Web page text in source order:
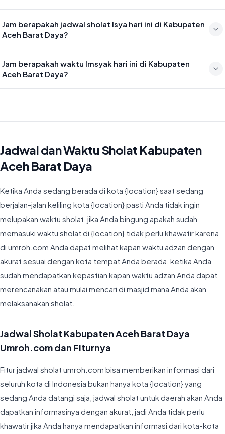
pada 18:49
Jam berapakah jadwal sholat Isya hari ini di Kabupaten
Aceh Barat Daya?
20:00
Jam berapakah waktu Imsyak hari ini di Kabupaten
Aceh Barat Daya?
Jadwal dan Waktu Sholat Kabupaten
Aceh Barat Daya
Ketika Anda sedang berada di kota {location} saat sedang
berjalan-jalan keliling kota {location} pasti Anda tidak ingin
melupakan waktu sholat, jika Anda bingung apakah sudah
memasuki waktu sholat di {location} tidak perlu khawatir karena
di umroh.com Anda dapat melihat kapan waktu adzan dengan
akurat sesuai dengan kota tempat Anda berada, ketika Anda
sudah mendapatkan kepastian kapan waktu adzan Anda dapat
merencanakan atau mulai mencari di masjid mana Anda akan
melaksanakan sholat.
Jadwal Sholat Kabupaten Aceh Barat Daya
Umroh.com dan Fiturnya
Fitur jadwal sholat umroh.com bisa memberikan informasi dari
seluruh kota di Indonesia bukan hanya kota {location} yang
sedang Anda datangi saja, jadwal sholat untuk daerah akan Anda
dapatkan informasinya dengan akurat, jadi Anda tidak perlu
khawatir jika Anda hanya mendapatkan informasi dari kota-kota